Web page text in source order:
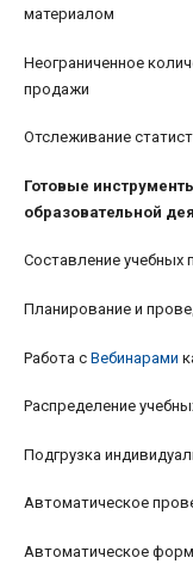
материалом
Неограниченное
продажи
Отслеживание
Готовые
образовательной
Составление учебных
Планирование и
Работа с Вебинарами
Распределение
Подгрузка
Автоматическое
Автоматическое